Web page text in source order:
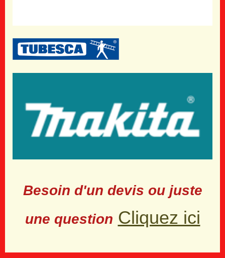
Besoin d'un devis ou juste
une question Cliquez ici